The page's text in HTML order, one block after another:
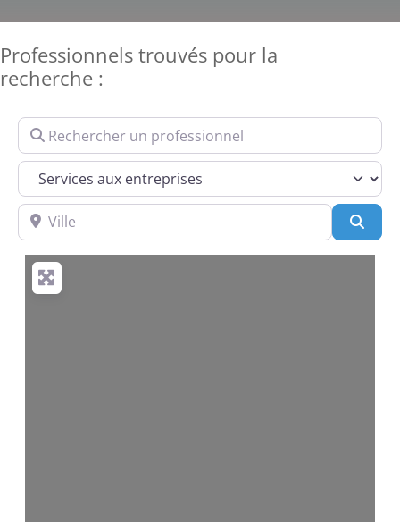
Professionnels trouvés pour la
recherche :
Rechercher un professionnel
Services
Ville